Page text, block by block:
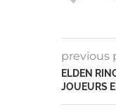
previous
ELDEN
JOUEURS